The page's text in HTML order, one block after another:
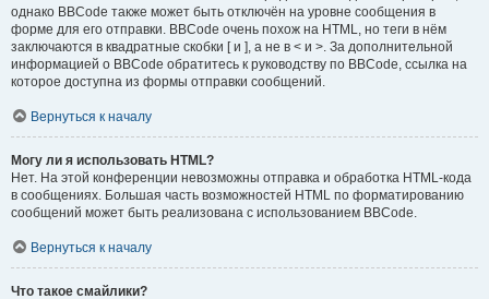
однако BBCode также может быть отключён на уровне сообщения в
форме для его отправки. BBCode очень похож на HTML, но теги в нём
заключаются в квадратные скобки [ и ], а не в < и >. За дополнительной
информацией о BBCode обратитесь к руководству по BBCode, ссылка на
которое доступна из формы отправки сообщений.
Вернуться к началу
Могу ли я использовать HTML?
Нет. На этой конференции невозможны отправка и обработка HTML-кода
в сообщениях. Большая часть возможностей HTML по форматированию
сообщений может быть реализована с использованием BBCode.
Вернуться к началу
Что такое смайлики?